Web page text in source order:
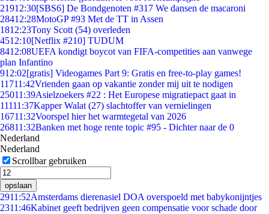
21912:30[SBS6] De Bondgenoten #317 We dansen de macaroni
28412:28MotoGP #93 Met de TT in Assen
1812:23Tony Scott (54) overleden
4512:10[Netflix #210] TUDUM
8412:08UEFA kondigt boycot van FIFA-competities aan vanwege
plan Infantino
912:02[gratis] Videogames Part 9: Gratis en free-to-play games!
11711:42Vrienden gaan op vakantie zonder mij uit te nodigen
25011:39Asielzoekers #22 : Het Europese migratiepact gaat in
11111:37Kapper Walat (27) slachtoffer van vernielingen
16711:32Voorspel hier het warmtegetal van 2026
26811:32Banken met hoge rente topic #95 - Dichter naar de 0
Nederland
Nederland
Scrollbar gebruiken
opslaan
2911:52Amsterdams dierenasiel DOA overspoeld met babykonijntjes
2311:46Kabinet geeft bedrijven geen compensatie voor schade door